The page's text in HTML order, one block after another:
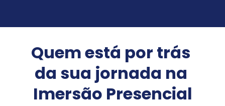
Quem está por trás
da sua jornada na
Imersão Presencial